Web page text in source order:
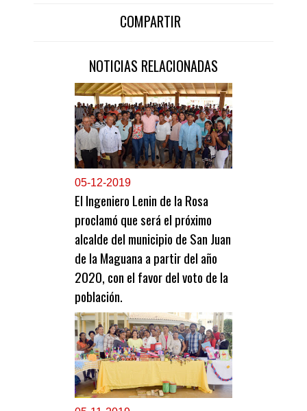
COMPARTIR
NOTICIAS RELACIONADAS
05-12-2019
El Ingeniero Lenin de la Rosa
proclamó que será el próximo
alcalde del municipio de San Juan
de la Maguana a partir del año
2020, con el favor del voto de la
población.